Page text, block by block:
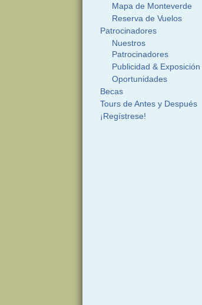
Mapa de Monteverde
Reserva de Vuelos
Patrocinadores
Nuestros
Patrocinadores
Publicidad & Exposición
Oportunidades
Becas
Tours de Antes y Después
¡Regístrese!